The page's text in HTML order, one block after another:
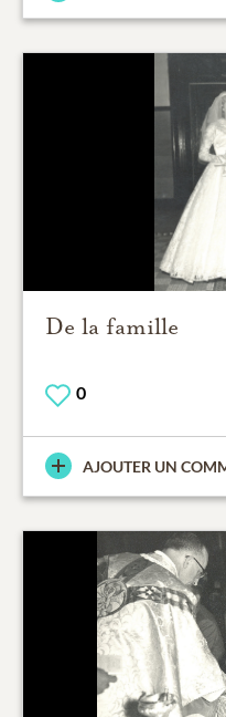
De la famille
0
AJOUTER UN